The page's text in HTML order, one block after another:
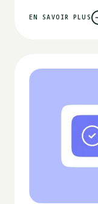
EN SAVOIR PLUS